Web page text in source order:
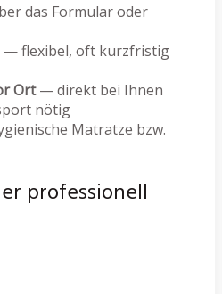
das Formular oder
— flexibel, oft kurzfristig
Ort— direkt bei Ihnen
nötig
Matratze bzw.
professionell